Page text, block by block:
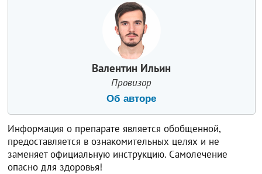
Валентин Ильин
Провизор
Об авторе
Информация о препарате является обобщенной,
предоставляется в ознакомительных целях и не
заменяет официальную инструкцию. Самолечение
опасно для здоровья!